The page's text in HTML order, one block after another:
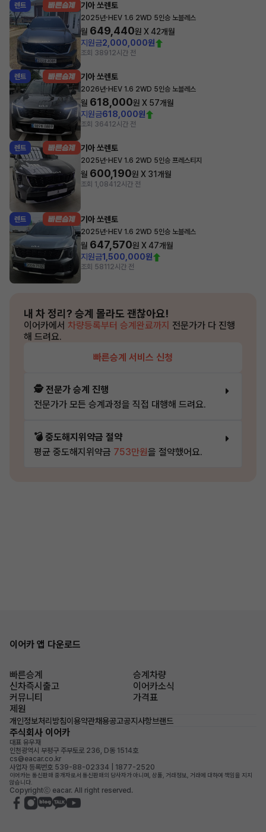
렌트 기아 쏘렌토
2025년· HEV 1.6 2WD 5인승 노블레스
월 649,440원 X42개월
지원금2,000,000원
조회 38912시간 전
렌트 기아 쏘렌토
2026년· HEV 1.6 2WD 5인승 노블레스
월 618,000원 X 57개월
지원금618,000원
조회 36412시간 전
렌트 기아 쏘렌토
2025년· HEV 1.6 2WD 5인승 프레스티지
월 600,190원 X 31개월
조회 1,08412시간 전
렌트 기아 쏘렌토
2025년· HEV 1.6 2WD 5인승 노블레스
월 647,570원 X47개월
지원금1,500,000원
조회 581 12시간 전
내 차 정리? 승계 몰라도 괜찮아요!
이어카에서 차량등록부터 승계완료까지 전문가가 다 진행
해 드려요.
빠른승계 서비스 신청
🕵️ 전문가 승계 진행
전문가가 모든 승계과정을 직접 대행해 드려요.
💣 중도해지위약금 절약
평균 중도해지위약금 753만원을 절약했어요.
이어카 앱 다운로드
빠른승계
승계차량
신차즉시출고
이어카소식
커뮤니티
가격표
제원
개인정보처리방침이용약관채용공고공지사항브랜드
주식회사 이어카
대표 유우재
인천광역시 부평구 주부토로 236, D동 1514호
cs@eacar.co.kr
사업자 등록번호 539-88-02334 | 1877-2520
이어카는 통신판매 중개자로서 통신판매의 당사자가 아니며, 상품, 거래정보, 거래에 대하여 책임을 지지
않습니다.
Copyrightⓒ eacar. All right reserved.